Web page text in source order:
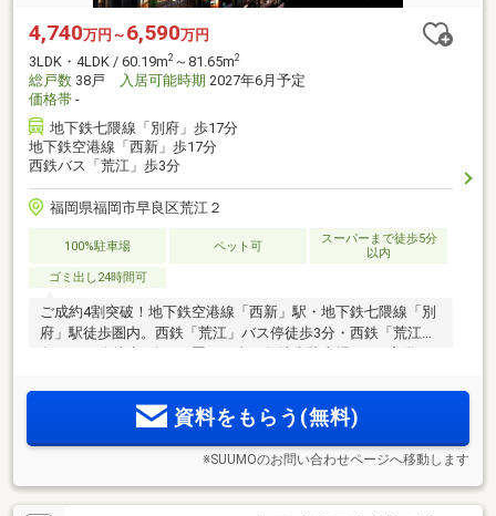
4,740万円～ 6,590万円
3LDK・4LDK / 60.19m2 ～81.65m2
総戸数 38戸 入居可能時期 2027年6月予定
価格帯 -
地下鉄七隈線「別府」歩17分
地下鉄空港線「西新」歩17分
西鉄バス「荒江」歩3分
福岡県福岡市早良区荒江２
100%駐車場 ペット可
スーパーまで徒歩5分
以内
ゴミ出し24時間可
ご成約4割突破！地下鉄空港線「西新」駅・地下鉄七隈線「別
府」駅徒歩圏内。西鉄「荒江」バス停徒歩3分・西鉄「荒江四
アクセスを可能にし、暮らしのシーンに応じた使い分けが可
資料をもらう(無料)
※SUUMOのお問い合わせページへ移動します